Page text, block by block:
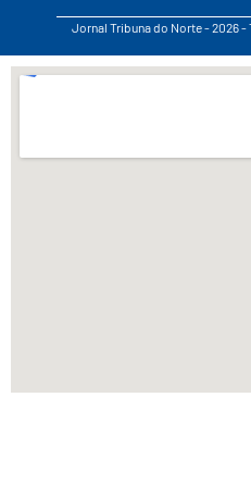
Jornal Tribuna do Norte - 2026